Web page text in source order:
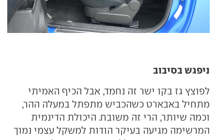
ניפגש בסיבוב
לפוצץ גז בקו ישר זה נחמד, אבל הכיף האמיתי
מתחיל באבארט כשהכביש מתפתל במעלה ההר,
וכמה שיותר, הרי זה משובח. היכולת הדינמית
המרשימה מגיעה בעיקר הודות למשקל עצמי נמוך